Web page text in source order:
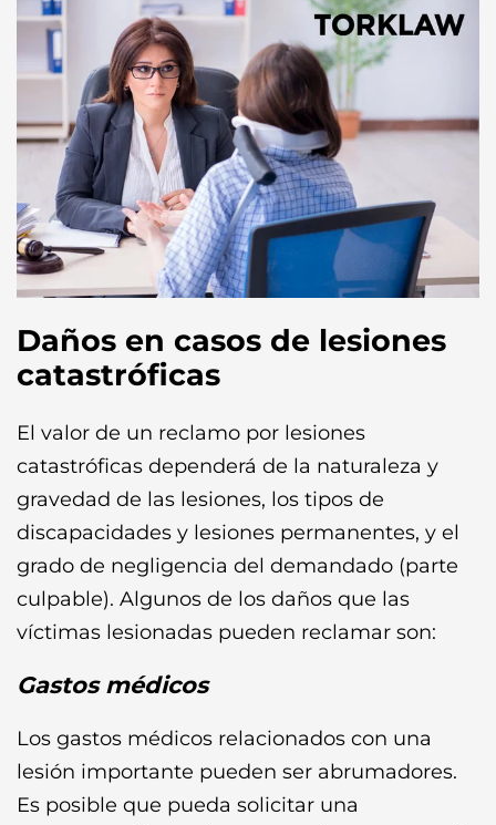
Daños en casos de lesiones
catastróficas
El valor de un reclamo por lesiones
catastróficas dependerá de la naturaleza y
gravedad de las lesiones, los tipos de
discapacidades y lesiones permanentes, y el
grado de negligencia del demandado (parte
culpable). Algunos de los daños que las
víctimas lesionadas pueden reclamar son:
Gastos médicos
Los gastos médicos relacionados con una
lesión importante pueden ser abrumadores.
Es posible que pueda solicitar una